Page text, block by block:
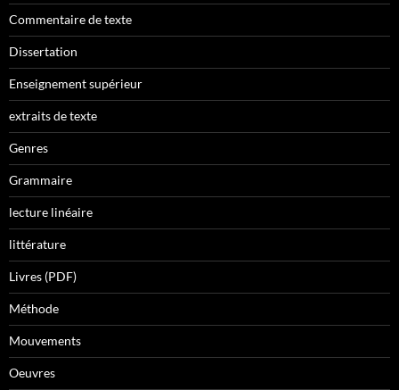
Commentaire de texte
Dissertation
Enseignement supérieur
extraits de texte
Genres
Grammaire
lecture linéaire
littérature
Livres (PDF)
Méthode
Mouvements
Oeuvres